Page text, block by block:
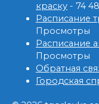
краску - 74
Расписание
Просмотры
Расписание
Просмотры
Обратная
Городская